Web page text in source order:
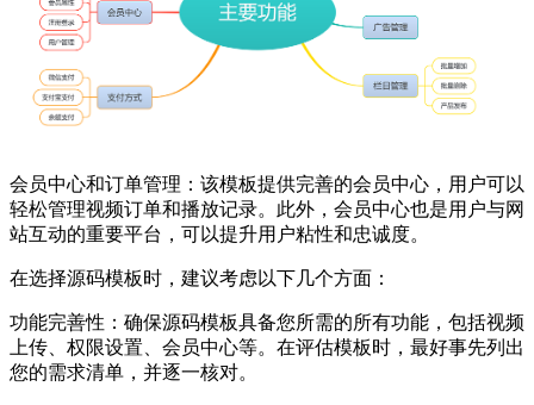
会员中心和订单管理：该模板提供完善的会员中心，用户可以
轻松管理视频订单和播放记录。此外，会员中心也是用户与网
站互动的重要平台，可以提升用户粘性和忠诚度。
在选择源码模板时，建议考虑以下几个方面：
功能完善性：确保源码模板具备您所需的所有功能，包括视频
上传、权限设置、会员中心等。在评估模板时，最好事先列出
您的需求清单，并逐一核对。